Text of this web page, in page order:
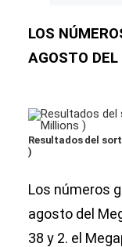
LOS
AGOSTO
Resultados del
)
Los números
agosto del
38 y 2. el